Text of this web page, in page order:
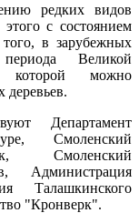
редких видов
с состоянием
в зарубежных
Великой
которой можно
деревьев.
Департамент
Смоленский
Смоленский
Администрация
Талашкинского
"Кронверк".